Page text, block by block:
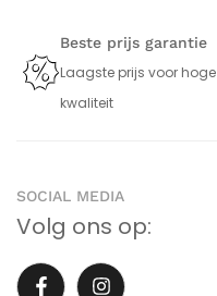
Beste prijs garantie
Laagste prijs voor hoge
kwaliteit
SOCIAL MEDIA
Volg ons op: